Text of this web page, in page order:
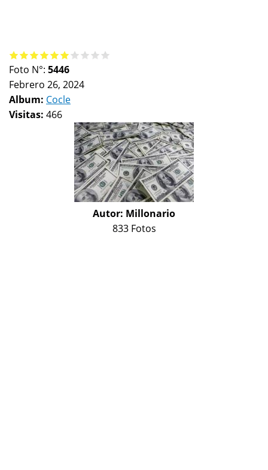
Foto N°: 5446
Febrero 26, 2024
Album: Cocle
Visitas: 466
Autor: Millonario
833 Fotos